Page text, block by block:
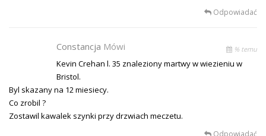
Odpowiadać
Constancja Mówi % temu
Kevin Crehan l. 35 znaleziony martwy w wiezieniu w
Bristol.
Byl skazany na 12 miesiecy.
Co zrobil ?
Zostawil kawalek szynki przy drzwiach meczetu.
Odpowiadać